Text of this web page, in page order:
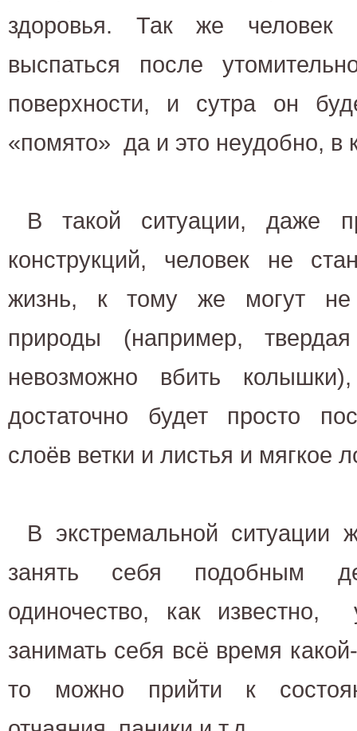
здоровья. Так же
выспаться после
поверхности, и сутра он
«помято» да и это неудобно, в
В такой ситуации, даже
конструкций, человек не
жизнь, к тому же могут не
природы (например,
невозможно вбить
достаточно будет просто
слоёв ветки и листья и мягкое
В экстремальной ситуации
занять себя подобным
одиночество, как
занимать себя всё время
то можно прийти к